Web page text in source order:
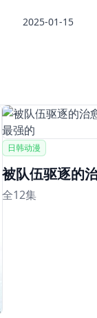
2025-01-15
日韩动漫
全12集